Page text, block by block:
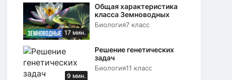
17 мин.
Общая характеристика
класса Земноводных
Биология7 класс
9 мин.
Решение генетических
задач
Биология11 класс